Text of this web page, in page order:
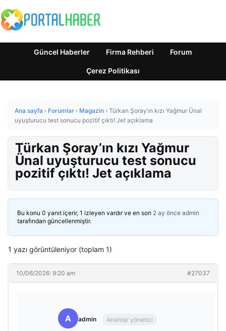
Güncel Haberler Firma Rehberi Forum
Çerez Politikası
Ana sayfa › Forumlar › Magazin › Türkan Şoray’ın kızı Yağmur Ünal
uyuşturucu test sonucu pozitif çıktı! Jet açıklama
Türkan Şoray’ın kızı Yağmur
Ünal uyuşturucu test sonucu
pozitif çıktı! Jet açıklama
Bu konu 0 yanıt içerir, 1 izleyen vardır ve en son 2 ay önce admin
tarafından güncellenmiştir.
1 yazı görüntüleniyor (toplam 1)
10/06/2026: 9:20 am #27037
A admin Anahtar yönetici